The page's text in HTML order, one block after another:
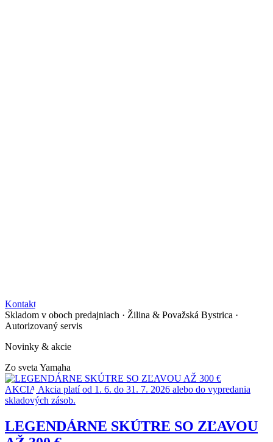
Kontakt
Skladom v oboch predajniach · Žilina & Považská Bystrica ·
Autorizovaný servis
Novinky & akcie
Zo sveta Yamaha
AKCIA Akcia platí od 1. 6. do 31. 7. 2026 alebo do vypredania
skladových zásob.
LEGENDÁRNE SKÚTRE SO ZĽAVOU